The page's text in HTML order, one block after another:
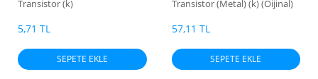
Transistor (k)
5,71 TL
SEPETE EKLE
Transistor (Metal) (k) (Oijinal)
57,11 TL
SEPETE EKLE